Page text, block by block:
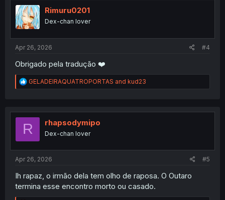
o
n
s
Rimuru0201
Dex-chan lover
Apr 26, 2026 #4
Obrigado pela tradução ❤️
R
e
t
o
GELADEIRAQUATROPORTAS and kud23
R rhapsodymipo
Dex-chan lover
Apr 26, 2026 #5
Ih rapaz, o irmão dela tem olho de raposa. O Outaro
termina esse encontro morto ou casado.